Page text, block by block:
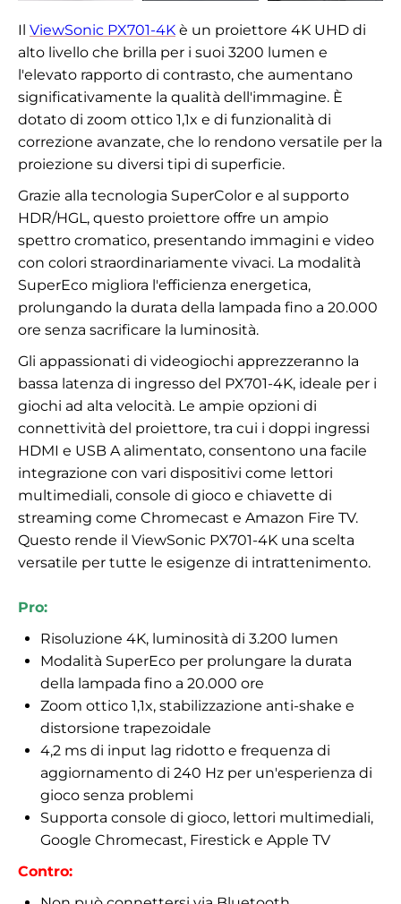
Il ViewSonic PX701-4K è un proiettore 4K UHD di
alto livello che brilla per i suoi 3200 lumen e
l'elevato rapporto di contrasto, che aumentano
significativamente la qualità dell'immagine. È
dotato di zoom ottico 1,1x e di funzionalità di
correzione avanzate, che lo rendono versatile per la
proiezione su diversi tipi di superficie.
Grazie alla tecnologia SuperColor e al supporto
HDR/HGL, questo proiettore offre un ampio
spettro cromatico, presentando immagini e video
con colori straordinariamente vivaci. La modalità
SuperEco migliora l'efficienza energetica,
prolungando la durata della lampada fino a 20.000
ore senza sacrificare la luminosità.
Gli appassionati di videogiochi apprezzeranno la
bassa latenza di ingresso del PX701-4K, ideale per i
giochi ad alta velocità. Le ampie opzioni di
connettività del proiettore, tra cui i doppi ingressi
HDMI e USB A alimentato, consentono una facile
integrazione con vari dispositivi come lettori
multimediali, console di gioco e chiavette di
streaming come Chromecast e Amazon Fire TV.
Questo rende il ViewSonic PX701-4K una scelta
versatile per tutte le esigenze di intrattenimento.
Pro:
Risoluzione 4K, luminosità di 3.200 lumen
Modalità SuperEco per prolungare la durata
della lampada fino a 20.000 ore
Zoom ottico 1,1x, stabilizzazione anti-shake e
distorsione trapezoidale
4,2 ms di input lag ridotto e frequenza di
aggiornamento di 240 Hz per un'esperienza di
gioco senza problemi
Supporta console di gioco, lettori multimediali,
Google Chromecast, Firestick e Apple TV
Contro: